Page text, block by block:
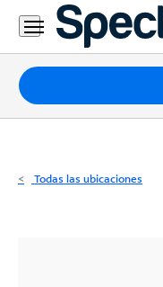
Residencial
Business
Paquetes
Internet
Todas las ubicaciones